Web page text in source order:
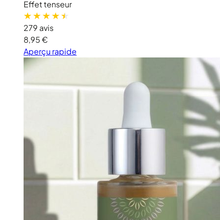
Effet tenseur
279 avis
8,95 €
Aperçu rapide